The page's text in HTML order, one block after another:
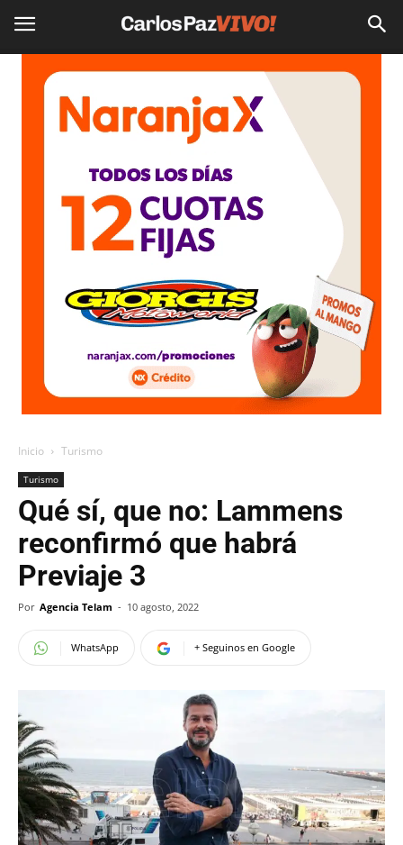
Inicio Turismo
Turismo
Qué sí, que no: Lammens
reconfirmó que habrá
Previaje 3
Por Agencia Telam - 10 agosto, 2022
WhatsApp + Seguinos en Google